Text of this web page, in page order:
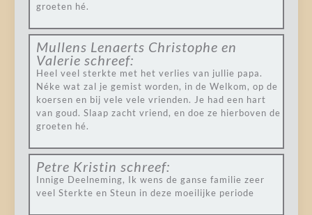
groeten hé.
Mullens Lenaerts Christophe en
Valerie schreef:
Heel veel sterkte met het verlies van jullie papa.
Néke wat zal je gemist worden, in de Welkom, op de
koersen en bij vele vele vrienden. Je had een hart
van goud. Slaap zacht vriend, en doe ze hierboven de
groeten hé.
Petre Kristin schreef:
Innige Deelneming, Ik wens de ganse familie zeer
veel Sterkte en Steun in deze moeilijke periode